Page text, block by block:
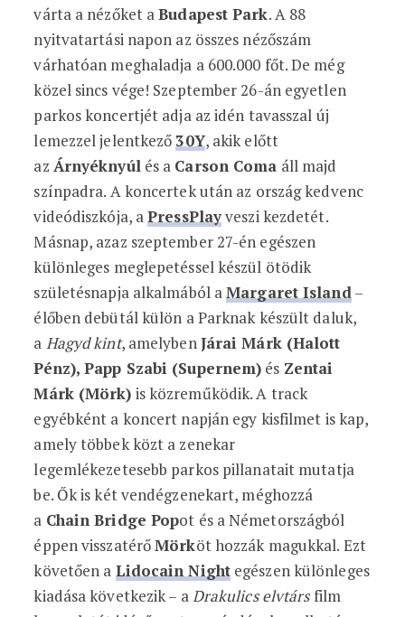
várta a nézőket aBudapest Park. A 88
nyitvatartási napon az összes nézőszám
várhatóan meghaladja a 600.000 főt. De még
közel sincs vége! Szeptember 26-án egyetlen
parkos koncertjét adja az idén tavasszal új
lemezzel jelentkező 30Y, akik előtt
az Árnyéknyúlés a Carson Coma áll majd
színpadra. A koncertek után az ország kedvenc
videódiszkója, aPressPlayveszi kezdetét.
Másnap, azaz szeptember 27-én egészen
különleges meglepetéssel készül ötödik
születésnapja alkalmából aMargaret Island–
élőben debütál külön a Parknak készült daluk,
a Hagyd kint, amelybenJárai Márk (Halott
Pénz), Papp Szabi (Supernem) és Zentai
Márk (Mörk) is közreműködik. A track
egyébként a koncert napján egy kisfilmet is kap,
amely többek közt a zenekar
legemlékezetesebb parkos pillanatait mutatja
be. Ők is két vendégzenekart, méghozzá
a Chain Bridge Popot és a Németországból
éppen visszatérőMörköt hozzák magukkal. Ezt
követően a Lidocain Nightegészen különleges
kiadása következik – aDrakulics elvtársfilm